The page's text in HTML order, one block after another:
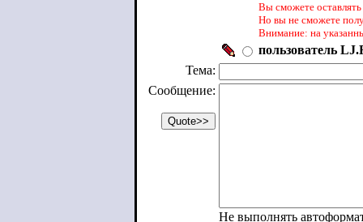
Вы сможете
Но вы не сможете
Внимание: на
пользователь
Тема:
Сообщение:
Не выполнять